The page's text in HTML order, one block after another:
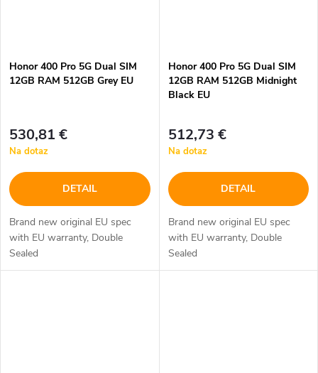
Honor 400 Pro 5G Dual SIM
12GB RAM 512GB Grey EU
530,81 €
Na dotaz
DETAIL
Brand new original EU spec
with EU warranty, Double
Sealed
Honor 400 Pro 5G Dual SIM
12GB RAM 512GB Midnight
Black EU
512,73 €
Na dotaz
DETAIL
Brand new original EU spec
with EU warranty, Double
Sealed